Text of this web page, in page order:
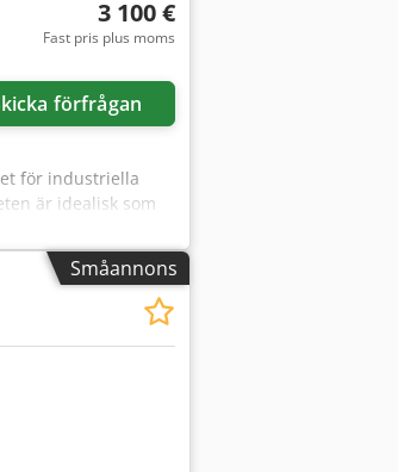
3 100 €
Fast pris plus moms
förfrågan
för industriella
är idealisk som
TAFA
Industriell
med
av axlar
Besiktning och
Småannons